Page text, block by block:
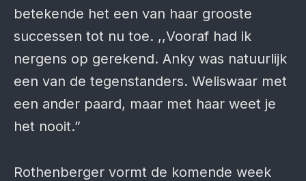
betekende het een van haar grooste
successen tot nu toe. ,,Vooraf had ik
nergens op gerekend. Anky was natuurlijk
een van de tegenstanders. Weliswaar met
een ander paard, maar met haar weet je
het nooit.”
Rothenberger vormt de komende week